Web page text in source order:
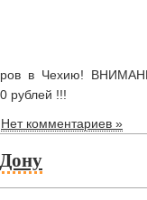
в Чехию!
!!!
Нет комментариев »